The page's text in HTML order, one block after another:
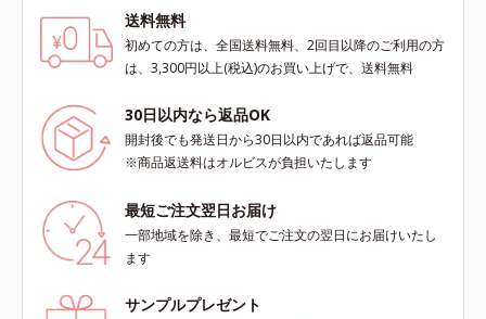
だらかな光（ツヤ）があると、爽や
かさ印象が高く評価されたこと*3
2022年12月22日時点で、科学文献
データベースPubMed及びGoogle
scholarにより国内化粧品業界にお
いて該当文献がないことを確認（ポ
ーラ化成研究所調べ）
送料無料
初めての方は、全国送料無料、2回目以降のご利用の方
は、3,300円以上(税込)のお買い上げで、送料無料
30日以内なら返品OK
開封後でも発送日から30日以内であれば返品可能
※商品返送料はオルビスが負担いたします
最短ご注文翌日お届け
一部地域を除き、最短でご注文の翌日にお届けいたし
ます
サンプルプレゼント